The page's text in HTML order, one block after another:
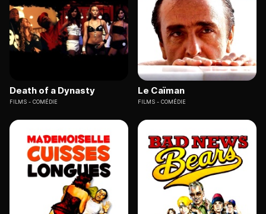
Death of a Dynasty
FILMS COMÉDIE
Le Caïman
FILMS COMÉDIE